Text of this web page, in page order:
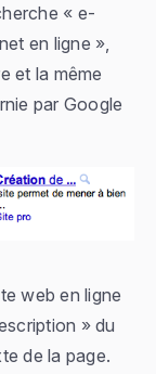
« e-
en ligne »,
et la même
par Google
web en ligne
» du
de la page.